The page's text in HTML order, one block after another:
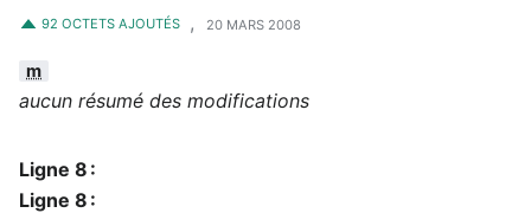
92 OCTETS AJOUTÉS , 20 MARS 2008
m
aucun résumé des modifications
Ligne 8 :
Ligne 8 :